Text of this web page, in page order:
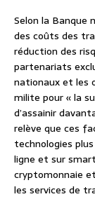
Selon la Banque
des coûts des
réduction des
partenariats
nationaux et les
milite pour « la
d’assainir
relève que ces
technologies
ligne et sur
cryptomonnaie
les services de